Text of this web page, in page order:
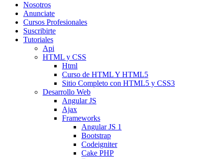
Nosotros
Anunciate
Cursos Profesionales
Suscribirte
Tutoriales
Api
HTML y CSS
Html
Curso de HTML Y HTML5
Sitio Completo con HTML5 y CSS3
Desarrollo Web
Angular JS
Ajax
Frameworks
Angular JS 1
Bootstrap
Codeigniter
Cake PHP